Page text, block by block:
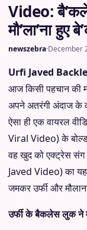
Video:
मौ’ला’ना हुए
newszebra·December
Urfi Javed
आज किसी पहचान की
अपने अतरंगी अंदाज के
ऐसा ही एक वायरल
Viral Video) के बोल्ड
वह खुद को एक्ट्रेस संग
Javed Video) का यह
जमकर उर्फी और
उर्फी के बैकलेस लुक ने